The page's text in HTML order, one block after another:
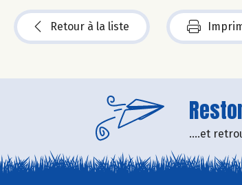
Retour à la liste
....et